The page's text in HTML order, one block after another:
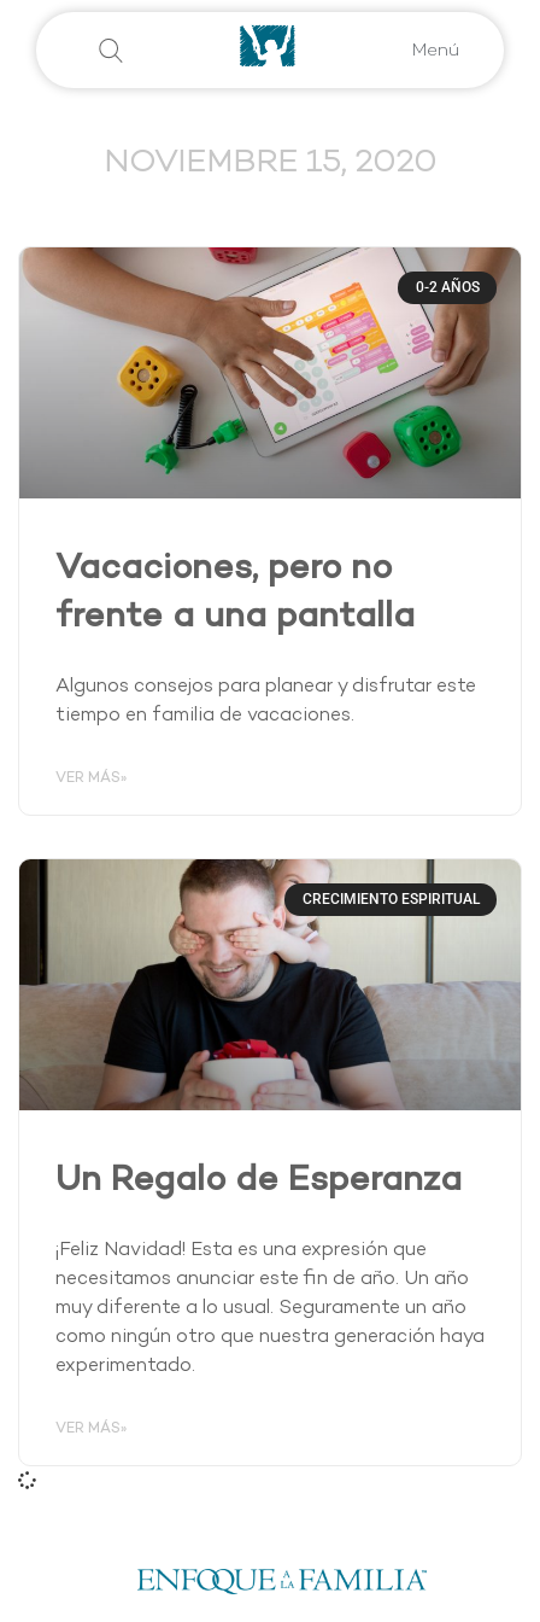
Menú
NOVIEMBRE 15, 2020
0-2 AÑOS
Vacaciones, pero no
frente a una pantalla
Algunos consejos para planear y disfrutar este
tiempo en familia de vacaciones.
VER MÁS»
CRECIMIENTO ESPIRITUAL
Un Regalo de Esperanza
¡Feliz Navidad! Esta es una expresión que
necesitamos anunciar este fin de año. Un año
muy diferente a lo usual. Seguramente un año
como ningún otro que nuestra generación haya
experimentado.
VER MÁS»